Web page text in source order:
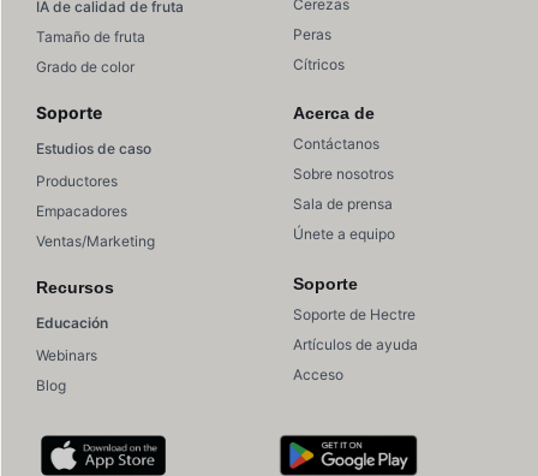
IA de calidad de fruta
Tamaño de fruta
Grado de color
Cerezas
Peras
Cítricos
Soporte
Estudios de caso
Productores
Empacadores
Ventas/Marketing
Recursos
Educación
Webinars
Blog
Acerca de
Contáctanos
Sobre nosotros
Sala de prensa
Únete a equipo
Soporte
Soporte de Hectre
Artículos de ayuda
Acceso